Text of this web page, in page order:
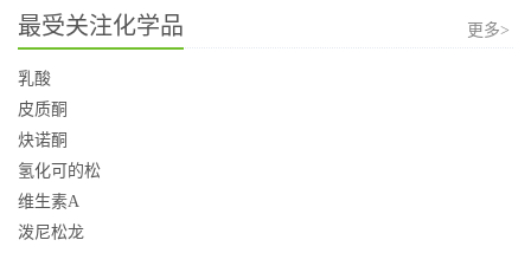
最受关注化学品 更多>
乳酸
皮质酮
炔诺酮
氢化可的松
维生素A
泼尼松龙